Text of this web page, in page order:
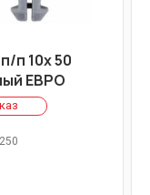
п 10х 50
ЕВРО